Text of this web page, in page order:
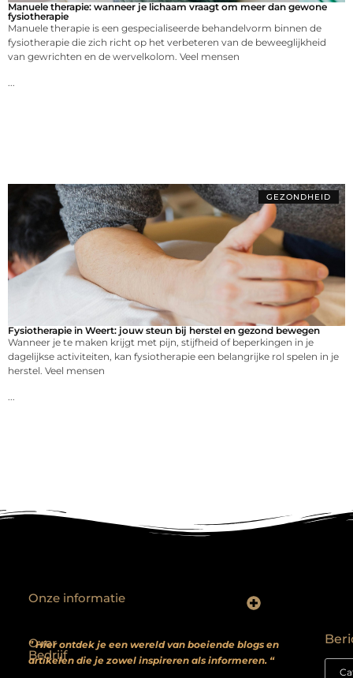
Manuele therapie: wanneer je lichaam vraagt om meer dan gewone
fysiotherapie
Manuele therapie is een gespecialiseerde behandelvorm binnen de
fysiotherapie die zich richt op het verbeteren van de beweeglijkheid
van gewrichten en de wervelkolom. Veel mensen
GEZONDHEID
Fysiotherapie in Weert: jouw steun bij herstel en gezond bewegen
Wanneer je te maken krijgt met pijn, stijfheid of beperkingen in je
dagelijkse activiteiten, kan fysiotherapie een belangrijke rol spelen in je
herstel. Veel mensen
Over
Bedrijf
” Hier ontdek je een wereld van boeiende blogs en
artikelen die je zowel inspireren als informeren. “
Onze informatie